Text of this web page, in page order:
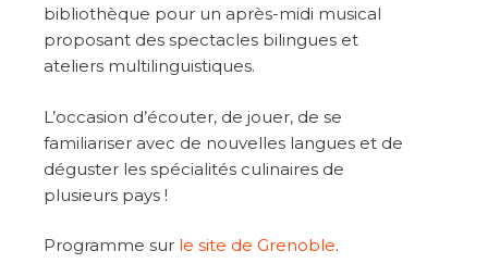
bibliothèque pour un après-midi musical
proposant des spectacles bilingues et
ateliers multilinguistiques.
L’occasion d’écouter, de jouer, de se
familiariser avec de nouvelles langues et de
déguster les spécialités culinaires de
plusieurs pays !
Programme sur le site de Grenoble.